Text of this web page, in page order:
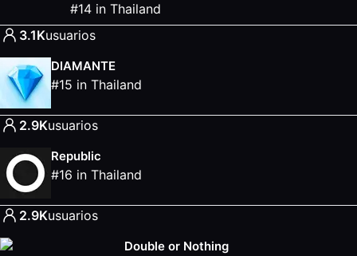
#14 in Thailand
3.1Kusuarios
DIAMANTE
#15 in Thailand
2.9Kusuarios
Republic
#16 in Thailand
2.9Kusuarios
Double or Nothing